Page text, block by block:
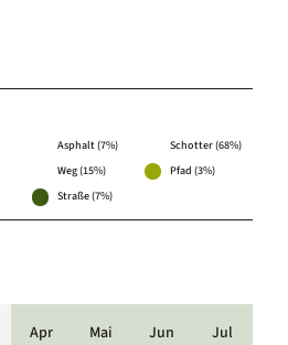
Asphalt (7%)
Schotter (68%)
Weg (15%)
Pfad (3%)
Straße (7%)
Apr Mai Jun Jul